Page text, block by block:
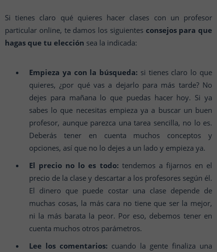
Si tienes claro qué quieres hacer clases con un profesor
particular online, te damos los siguientesconsejos para que
hagas que tu elección sea la indicada:
Empieza ya con la búsqueda: si tienes claro lo que
quieres, ¿por qué vas a dejarlo para más tarde? No
dejes para mañana lo que puedas hacer hoy. Si ya
sabes lo que necesitas empieza ya a buscar un buen
profesor, aunque parezca una tarea sencilla, no lo es.
Deberás tener en cuenta muchos conceptos y
opciones, así que no lo dejes a un lado y empieza ya.
El precio no lo es todo:tendemos a fijarnos en el
precio de la clase y descartar a los profesores según él.
El dinero que puede costar una clase depende de
muchas cosas, la más cara no tiene que ser la mejor,
ni la más barata la peor. Por eso, debemos tener en
cuenta muchos otros parámetros.
Lee los comentarios: cuando la gente finaliza una